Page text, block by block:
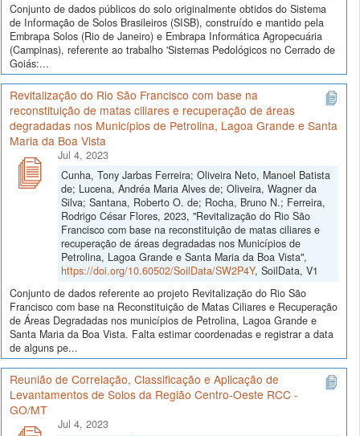
Conjunto de dados públicos do solo originalmente obtidos do Sistema
de Informação de Solos Brasileiros (SISB), construído e mantido pela
Embrapa Solos (Rio de Janeiro) e Embrapa Informática Agropecuária
(Campinas), referente ao trabalho 'Sistemas Pedológicos no Cerrado de
Goiás:...
Revitalização do Rio São Francisco com base na
reconstituição de matas ciliares e recuperação de áreas
degradadas nos Municípios de Petrolina, Lagoa Grande e Santa
Maria da Boa Vista
Jul 4, 2023
Cunha, Tony Jarbas Ferreira; Oliveira Neto, Manoel Batista
de; Lucena, Andréa Maria Alves de; Oliveira, Wagner da
Silva; Santana, Roberto O. de; Rocha, Bruno N.; Ferreira,
Rodrigo César Flores, 2023, "Revitalização do Rio São
Francisco com base na reconstituição de matas ciliares e
recuperação de áreas degradadas nos Municípios de
Petrolina, Lagoa Grande e Santa Maria da Boa Vista",
https://doi.org/10.60502/SoilData/SW2P4Y, SoilData, V1
Conjunto de dados referente ao projeto Revitalização do Rio São
Francisco com base na Reconstituição de Matas Ciliares e Recuperação
de Áreas Degradadas nos municípios de Petrolina, Lagoa Grande e
Santa Maria da Boa Vista. Falta estimar coordenadas e registrar a data
de alguns pe...
Reunião de Correlação, Classificação e Aplicação de
Levantamentos de Solos da Região Centro-Oeste RCC -
GO/MT
Jul 4, 2023